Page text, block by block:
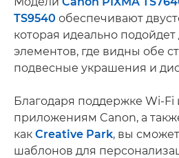
TS9540 обеспечивают
которая идеально подойдет
элементов, где видны обе
подвесные украшения и
Благодаря поддержке Wi-
приложениям Canon, а
как Creative Park, вы
шаблонов для